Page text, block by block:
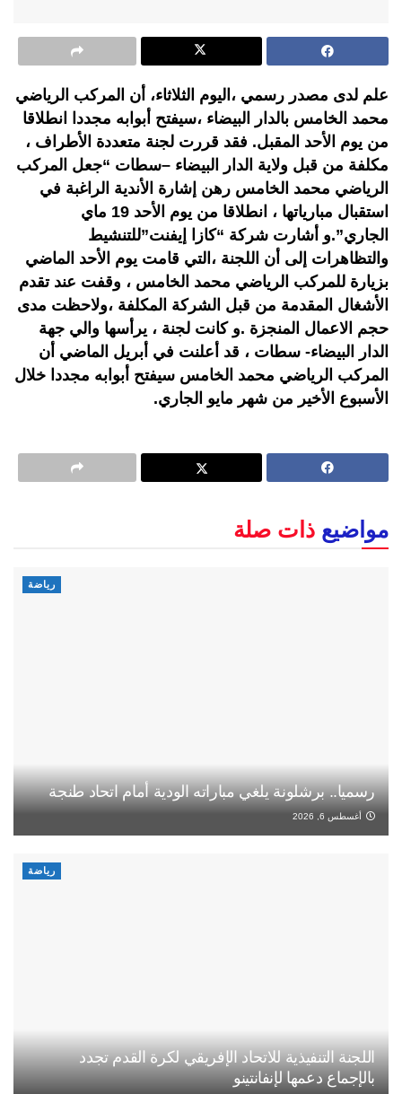
علم لدى مصدر رسمي ،اليوم الثلاثاء، أن المركب الرياضي
محمد الخامس بالدار البيضاء ،سيفتح أبوابه مجددا انطلاقا
من يوم الأحد المقبل. فقد قررت لجنة متعددة الأطراف ،
مكلفة من قبل ولاية الدار البيضاء –سطات “جعل المركب
الرياضي محمد الخامس رهن إشارة الأندية الراغبة في
استقبال مبارياتها ، انطلاقا من يوم الأحد 19 ماي
الجاري”.و أشارت شركة “كازا إيفنت”للتنشيط
والتظاهرات إلى أن اللجنة ،التي قامت يوم الأحد الماضي
بزيارة للمركب الرياضي محمد الخامس ، وقفت عند تقدم
الأشغال المقدمة من قبل الشركة المكلفة ،ولاحظت مدى
حجم الاعمال المنجزة .و كانت لجنة ، يرأسها والي جهة
الدار البيضاء- سطات ، قد أعلنت في أبريل الماضي أن
المركب الرياضي محمد الخامس سيفتح أبوابه مجددا خلال
الأسبوع الأخير من شهر مايو الجاري.
مواضيع ذات صلة
رياضة
رسميا.. برشلونة يلغي مباراته الودية أمام اتحاد طنجة
أغسطس 6, 2026
رياضة
اللجنة التنفيذية للاتحاد الإفريقي لكرة القدم تجدد
بالإجماع دعمها لإنفانتينو